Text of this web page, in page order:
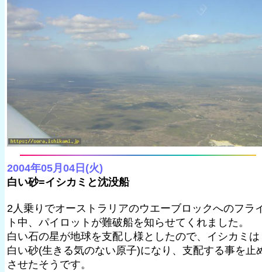
2004年05月04日(火)
白い砂=イシカミと沈没船
2人乗りでオーストラリアのウエーブロックへのフラ
ト中、パイロットが難破船を知らせてくれました。
白い石の星が地球を支配し様としたので、イシカミは
白い砂(生きる気のない原子)になり、支配する事を止
させたそうです。